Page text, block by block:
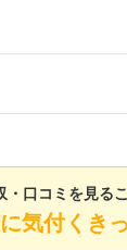
・口コミを見る
気付くき